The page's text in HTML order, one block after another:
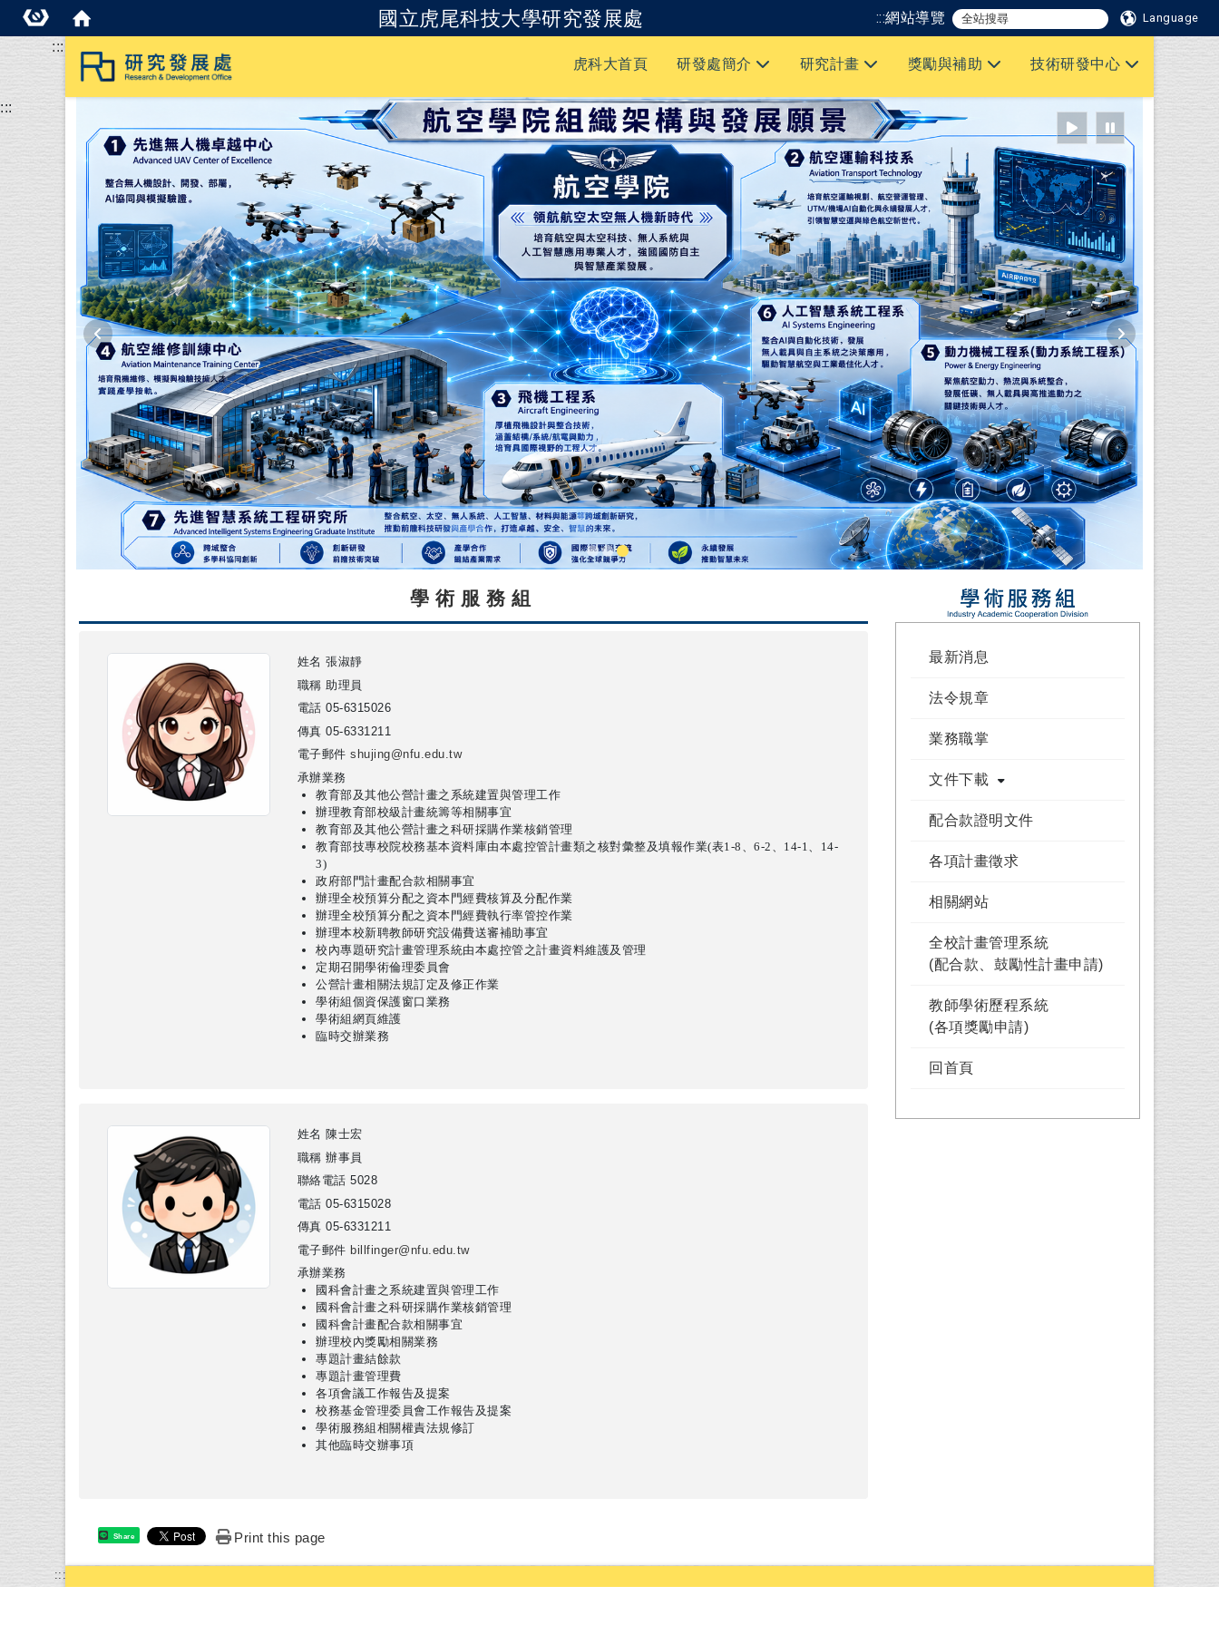
國立虎尾科技大學研究發展處 :::網站導覽 Language
跳到主要內容
:::
虎科大首頁
研發處簡介 研究計畫 獎勵與補助 技術研發中心
:::
學術服務組
姓名 張淑靜
職稱 助理員
電話 05-6315026
傳真 05-6331211
電子郵件 shujing@nfu.edu.tw
承辦業務
教育部及其他公營計畫之系統建置與管理工作
辦理教育部校級計畫統籌等相關事宜
教育部及其他公營計畫之科研採購作業核銷管理
教育部技專校院校務基本資料庫由本處控管計畫類之核對彙整及填報作業(表1-8、6-2、14-1、14-
3)
政府部門計畫配合款相關事宜
辦理全校預算分配之資本門經費核算及分配作業
辦理全校預算分配之資本門經費執行率管控作業
辦理本校新聘教師研究設備費送審補助事宜
校內專題研究計畫管理系統由本處控管之計畫資料維護及管理
定期召開學術倫理委員會
公營計畫相關法規訂定及修正作業
學術組個資保護窗口業務
學術組網頁維護
臨時交辦業務
姓名 陳士宏
職稱 辦事員
聯絡電話 5028
電話 05-6315028
傳真 05-6331211
電子郵件 billfinger@nfu.edu.tw
承辦業務
國科會計畫之系統建置與管理工作
國科會計畫之科研採購作業核銷管理
國科會計畫配合款相關事宜
辦理校內獎勵相關業務
專題計畫結餘款
專題計畫管理費
各項會議工作報告及提案
校務基金管理委員會工作報告及提案
學術服務組相關權責法規修訂
其他臨時交辦事項
Share Print this page
最新消息
法令規章
業務職掌
文件下載
配合款證明文件
各項計畫徵求
相關網站
全校計畫管理系統
(配合款、鼓勵性計畫申請)
教師學術歷程系統
(各項獎勵申請)
回首頁
:::